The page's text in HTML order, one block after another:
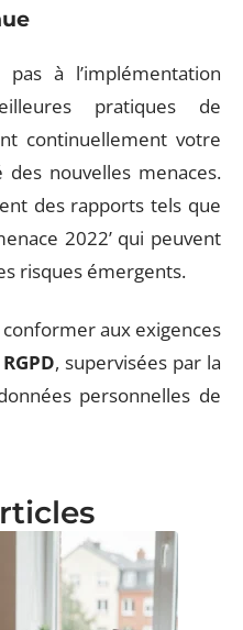
à l’implémentation
pratiques de
continuellement votre
nouvelles menaces.
des rapports tels que
2022’ qui peuvent
risques émergents.
aux exigences
RGPD, supervisées par la
personnelles de